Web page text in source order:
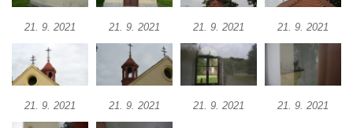
Křížová cesta Římov – XV. kaple – Malý
Křížová cesta Římov – XIV. kaple – U
Kaifáše (U Děvečky)
Křížová cesta Římov – XIII. kaple – U
21. 9. 2021 21. 9. 2021 21. 9. 2021 21. 9. 2021
21. 9. 2021 21. 9. 2021 21. 9. 2021 21. 9. 2021